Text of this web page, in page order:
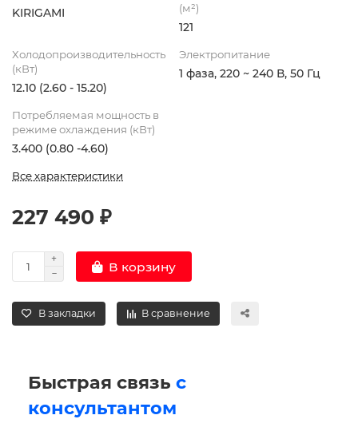
KIRIGAMI
(м²)
121
Холодопроизводительность
(кВт)
12.10 (2.60 - 15.20)
Электропитание
1 фаза, 220 ~ 240 В, 50 Гц
Потребляемая мощность в
режиме охлаждения (кВт)
3.400 (0.80 -4.60)
Все характеристики
227 490 ₽
В корзину
В закладки В сравнение
Быстрая связь с
консультантом